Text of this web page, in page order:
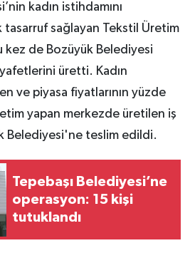
kadın istihdamını
sağlayan Tekstil Üretim
kez de Bozüyük Belediyesi
üretti. Kadın
ve piyasa fiyatlarının yüzde
yapan merkezde üretilen iş
Belediyesi'ne teslim edildi.
Tepebaşı Belediyesi’ne
operasyon: 15 kişi
tutuklandı